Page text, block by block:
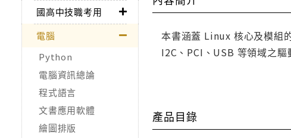
國高中技職考用
電腦
Python
電腦資訊總論
程式語言
文書應用軟體
繪圖排版
本書涵蓋 Linux 核心及模組
I2C、PCI、USB 等領域之驅
產品目錄